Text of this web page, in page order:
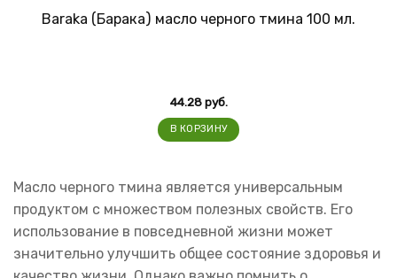
Baraka (Барака) масло черного тмина 100 мл.
44.28руб.
В КОРЗИНУ
Масло черного тмина является универсальным
продуктом с множеством полезных свойств. Его
использование в повседневной жизни может
значительно улучшить общее состояние здоровья и